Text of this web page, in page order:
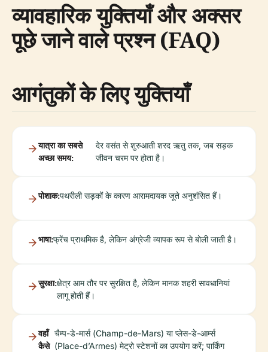
व्यावहारिक युक्तियाँ और अक्सर
पूछे जाने वाले प्रश्न (FAQ)
आगंतुकों के लिए युक्तियाँ
यात्रा का सबसे
अच्छा समय:
देर वसंत से शुरुआती शरद ऋतु तक, जब सड़क
जीवन चरम पर होता है।
पोशाक:पथरीली सड़कों के कारण आरामदायक जूते अनुशंसित हैं।
भाषा:फ्रेंच प्राथमिक है, लेकिन अंग्रेजी व्यापक रूप से बोली जाती है।
सुरक्षा:क्षेत्र आम तौर पर सुरक्षित है, लेकिन मानक शहरी सावधानियां
लागू होती हैं।
वहाँ
कैसे
चैम्प-डे-मार्स (Champ-de-Mars) या प्लेस-डे-आर्म्स
(Place-d’Armes) मेट्रो स्टेशनों का उपयोग करें; पार्किंग